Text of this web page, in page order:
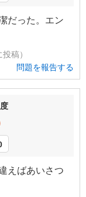
だった。エン
稿）
問題を報告する
えばあいさつ